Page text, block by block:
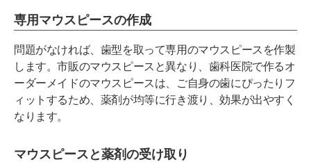
専用マウスピースの作成
問題がなければ、歯型を取って専用のマウスピースを作製
します。市販のマウスピースと異なり、歯科医院で作るオ
ーダーメイドのマウスピースは、ご自身の歯にぴったりフ
ィットするため、薬剤が均等に行き渡り、効果が出やすく
なります。
マウスピースと薬剤の受け取り